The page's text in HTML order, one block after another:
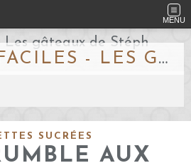
MENU
RECETTES FACILES - LES GÂTEAUX DE STÉPH
SUCRÉES
AUX